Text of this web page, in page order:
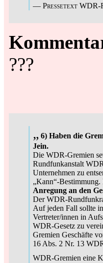
— Pressetext
???
„ 6) Haben die
Jein.
Die WDR-Gremien
Rundfunkanstalt
Unternehmen zu
„Kann“-
Anregung an den
Der WDR-
Auf jeden Fall sollte
Vertreter/innen in
WDR-Gesetz zu
Gremien Geschäfte
16 Abs. 2 Nr. 13
WDR-Gremien eine